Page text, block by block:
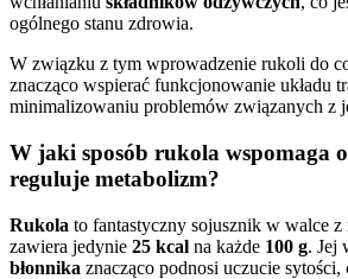
ogólnego stanu zdrowia.
W związku z tym wprowadzenie rukoli do
znacząco wspierać funkcjonowanie układu
minimalizowaniu problemów związanych z
W jaki sposób rukola wspomaga
reguluje metabolizm?
Rukola to fantastyczny sojusznik w walce z
zawiera jedynie 25 kcal na każde 100 g. Jej
błonnika znacząco podnosi uczucie sytości,